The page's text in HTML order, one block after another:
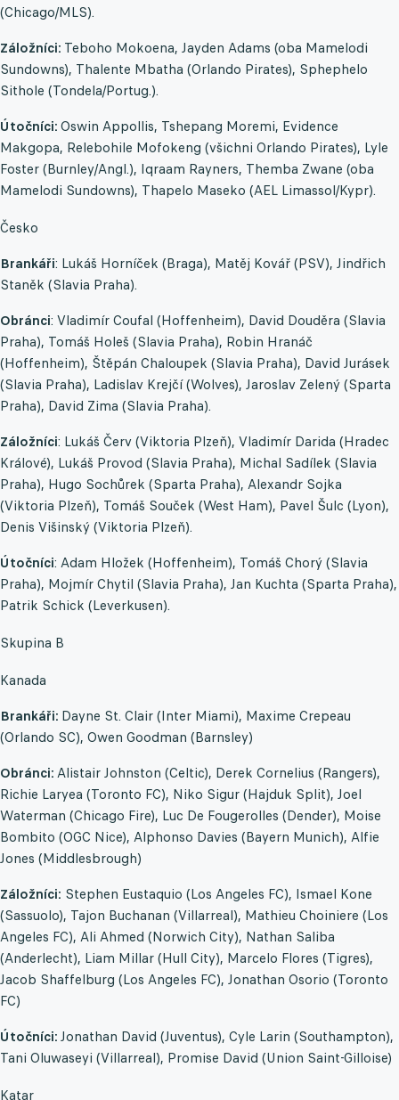
(Chicago/MLS).
Záložníci: Teboho Mokoena, Jayden Adams (oba Mamelodi
Sundowns), Thalente Mbatha (Orlando Pirates), Sphephelo
Sithole (Tondela/Portug.).
Útočníci: Oswin Appollis, Tshepang Moremi, Evidence
Makgopa, Relebohile Mofokeng (všichni Orlando Pirates), Lyle
Foster (Burnley/Angl.), Iqraam Rayners, Themba Zwane (oba
Mamelodi Sundowns), Thapelo Maseko (AEL Limassol/Kypr).
Česko
Brankáři: Lukáš Horníček (Braga), Matěj Kovář (PSV), Jindřich
Staněk (Slavia Praha).
Obránci: Vladimír Coufal (Hoffenheim), David Douděra (Slavia
Praha), Tomáš Holeš (Slavia Praha), Robin Hranáč
(Hoffenheim), Štěpán Chaloupek (Slavia Praha), David Jurásek
(Slavia Praha), Ladislav Krejčí (Wolves), Jaroslav Zelený (Sparta
Praha), David Zima (Slavia Praha).
Záložníci: Lukáš Červ (Viktoria Plzeň), Vladimír Darida (Hradec
Králové), Lukáš Provod (Slavia Praha), Michal Sadílek (Slavia
Praha), Hugo Sochůrek (Sparta Praha), Alexandr Sojka
(Viktoria Plzeň), Tomáš Souček (West Ham), Pavel Šulc (Lyon),
Denis Višinský (Viktoria Plzeň).
Útočníci: Adam Hložek (Hoffenheim), Tomáš Chorý (Slavia
Praha), Mojmír Chytil (Slavia Praha), Jan Kuchta (Sparta Praha),
Patrik Schick (Leverkusen).
Skupina B
Kanada
Brankáři: Dayne St. Clair (Inter Miami), Maxime Crepeau
(Orlando SC), Owen Goodman (Barnsley)
Obránci: Alistair Johnston (Celtic), Derek Cornelius (Rangers),
Richie Laryea (Toronto FC), Niko Sigur (Hajduk Split), Joel
Waterman (Chicago Fire), Luc De Fougerolles (Dender), Moise
Bombito (OGC Nice), Alphonso Davies (Bayern Munich), Alfie
Jones (Middlesbrough)
Záložníci: Stephen Eustaquio (Los Angeles FC), Ismael Kone
(Sassuolo), Tajon Buchanan (Villarreal), Mathieu Choiniere (Los
Angeles FC), Ali Ahmed (Norwich City), Nathan Saliba
(Anderlecht), Liam Millar (Hull City), Marcelo Flores (Tigres),
Jacob Shaffelburg (Los Angeles FC), Jonathan Osorio (Toronto
FC)
Útočníci: Jonathan David (Juventus), Cyle Larin (Southampton),
Tani Oluwaseyi (Villarreal), Promise David (Union Saint-Gilloise)
Katar